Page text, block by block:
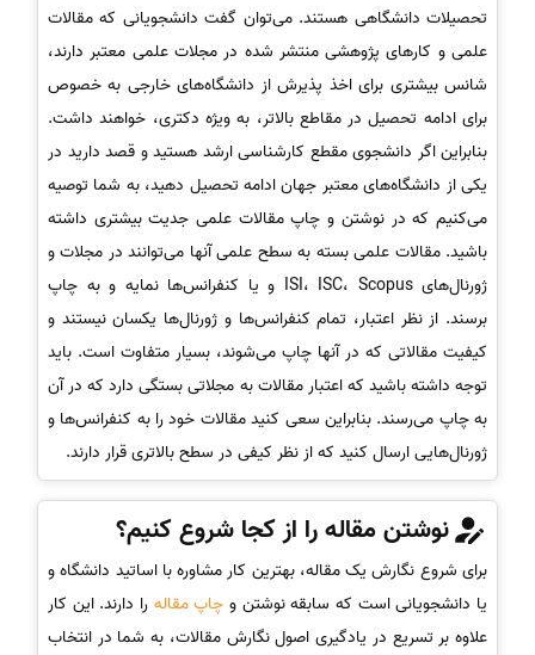
تحصیلات دانشگاهی هستند. می‌توان گفت دانشجویانی که مقالات
علمی و کارهای پژوهشی منتشر شده در مجلات علمی معتبر دارند،
شانس بیشتری برای اخذ پذیرش از دانشگاه‌های خارجی به خصوص
برای ادامه تحصیل در مقاطع بالاتر، به ویژه دکتری، خواهند داشت.
بنابراین اگر دانشجوی مقطع کارشناسی ارشد هستید و قصد دارید در
یکی از دانشگاه‌های معتبر جهان ادامه تحصیل دهید، به شما توصیه
می‌کنیم که در نوشتن و چاپ مقالات علمی جدیت بیشتری داشته
باشید. مقالات علمی بسته به سطح علمی آنها می‌توانند در مجلات و
ژورنال‌های ISI، ISC، Scopus و یا کنفرانس‌ها نمایه و به چاپ
برسند. از نظر اعتبار، تمام کنفرانس‌ها و ژورنال‌ها یکسان نیستند و
کیفیت مقالاتی که در آنها چاپ می‌شوند، بسیار متفاوت است. باید
توجه داشته باشید که اعتبار مقالات به مجلاتی بستگی دارد که در آن
به چاپ می‌رسند. بنابراین سعی کنید مقالات خود را به کنفرانس‌ها و
ژورنال‌هایی ارسال کنید که از نظر کیفی در سطح بالاتری قرار دارند.
نوشتن مقاله را از کجا شروع کنیم؟
برای شروع نگارش یک مقاله، بهترین کار مشاوره با اساتید دانشگاه و
یا دانشجویانی است که سابقه نوشتن و چاپ مقاله را دارند. این کار
علاوه بر تسریع در یادگیری اصول نگارش مقالات، به شما در انتخاب